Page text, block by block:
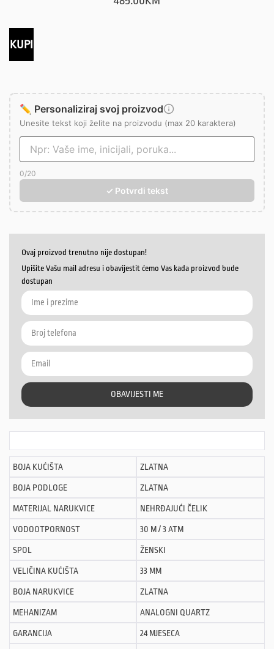
KUPI
✏️ Personaliziraj svoj proizvod
Unesite tekst koji želite na proizvodu (max 20 karaktera)
0/20
✓ Potvrdi tekst
Ovaj proizvod trenutno nije dostupan!
Upišite Vašu mail adresu i obavijestit ćemo Vas kada proizvod bude
dostupan
OBAVIJESTI ME
BOJA KUĆIŠTA ZLATNA
BOJA PODLOGE ZLATNA
MATERIJAL NARUKVICE NEHRĐAJUĆI ČELIK
VODOOTPORNOST 30 M / 3 ATM
SPOL ŽENSKI
VELIČINA KUĆIŠTA 33 MM
BOJA NARUKVICE ZLATNA
MEHANIZAM ANALOGNI QUARTZ
GARANCIJA 24 MJESECA